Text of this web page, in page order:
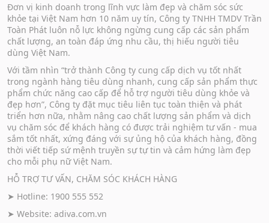
Đơn vị kinh doanh trong lĩnh vực làm đẹp và chăm sóc sức
khỏe tại Việt Nam hơn 10 năm uy tín, Công ty TNHH TMDV Trần
Toàn Phát luôn nỗ lực không ngừng cung cấp các sản phẩm
chất lượng, an toàn đáp ứng nhu cầu, thị hiếu người tiêu
dùng Việt Nam.
Với tầm nhìn “trở thành Công ty cung cấp dịch vụ tốt nhất
trong ngành hàng tiêu dùng nhanh, cung cấp sản phẩm thực
phẩm chức năng cao cấp để hỗ trợ người tiêu dùng khỏe và
đẹp hơn”, Công ty đặt mục tiêu liên tục toàn thiện và phát
triển hơn nữa, nhằm nâng cao chất lượng sản phẩm và dịch
vụ chăm sóc để khách hàng có được trải nghiệm tư vấn - mua
sắm tốt nhất, xứng đáng với sự ủng hộ của khách hàng, đồng
thời viết tiếp sứ mệnh truyền sự tự tin và cảm hứng làm đẹp
cho mỗi phụ nữ Việt Nam.
HỖ TRỢ TƯ VẤN, CHĂM SÓC KHÁCH HÀNG
➤ Hotline: 1900 555 552
➤ Website: adiva.com.vn